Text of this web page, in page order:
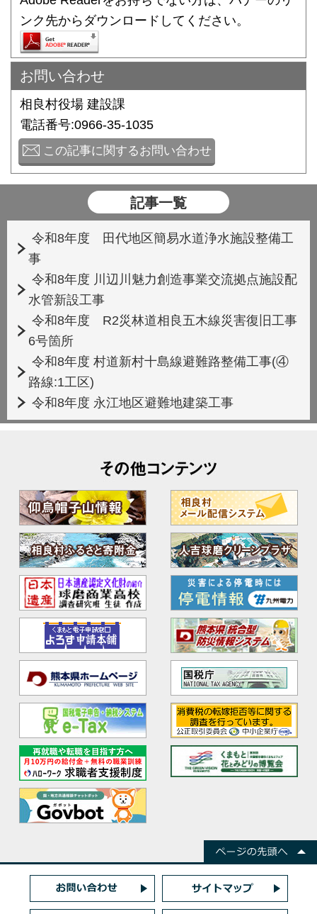
ンク先からダウンロードしてください。
お問い合わせ
相良村役場 建設課
電話番号:0966-35-1035
この記事に関するお問い合わせ
記事一覧
令和8年度 田代地区簡易水道浄水施設整備工
事
令和8年度 川辺川魅力創造事業交流拠点施設配
水管新設工事
令和8年度 R2災林道相良五木線災害復旧工事
6号箇所
令和8年度 村道新村十島線避難路整備工事(④
路線:1工区)
令和8年度 永江地区避難地建築工事